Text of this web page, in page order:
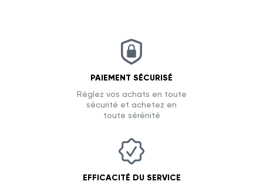
PAIEMENT SÉCURISÉ
Réglez vos achats en toute
sécurité et achetez en
toute sérénité
EFFICACITÉ DU SERVICE